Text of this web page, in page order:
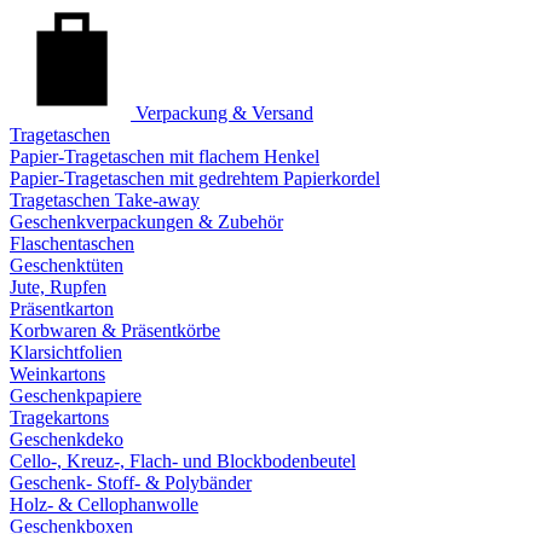
Verpackung & Versand
Tragetaschen
Papier-Tragetaschen mit flachem Henkel
Papier-Tragetaschen mit gedrehtem Papierkordel
Tragetaschen Take-away
Geschenkverpackungen & Zubehör
Flaschentaschen
Geschenktüten
Jute, Rupfen
Präsentkarton
Korbwaren & Präsentkörbe
Klarsichtfolien
Weinkartons
Geschenkpapiere
Tragekartons
Geschenkdeko
Cello-, Kreuz-, Flach- und Blockbodenbeutel
Geschenk- Stoff- & Polybänder
Holz- & Cellophanwolle
Geschenkboxen